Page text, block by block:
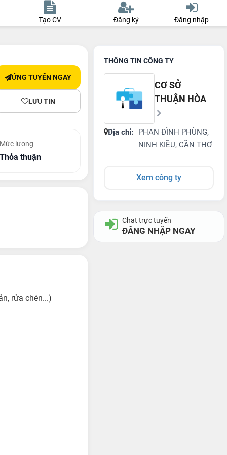
Tạo CV Đăng ký Đăng nhập
ỨNG TUYỂN NGAY
LƯU TIN
lương
thuận
rửa chén...)
THÔNG TIN CÔNG TY
CƠ SỞ
THUẬN HÒA
Địa chỉ:
PHAN ĐÌNH PHÙNG,
NINH KIỀU, CẦN THƠ
Xem công ty
Chat trực tuyến
ĐĂNG NHẬP NGAY